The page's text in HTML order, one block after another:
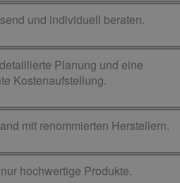
und individuell beraten.
Planung und eine
Kostenaufstellung.
mit renommierten Herstellern.
hochwertige Produkte.